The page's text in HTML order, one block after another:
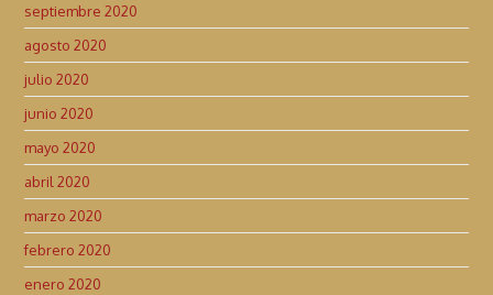
septiembre 2020
agosto 2020
julio 2020
junio 2020
mayo 2020
abril 2020
marzo 2020
febrero 2020
enero 2020